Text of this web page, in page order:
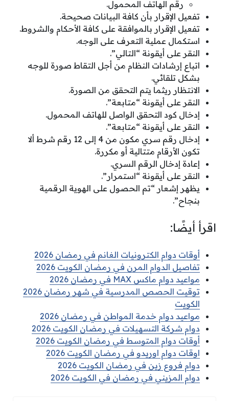
رقم الهاتف المحمول.
تفعيل الإقرار بأن كافة البيانات صحيحة.
تفعيل الإقرار بالموافقة على كافة الأحكام والشروط.
استكمال عملية التعرف على الوجه.
النقر على أيقونة “التالي”.
اتباع إرشادات النظام من أجل التقاط صورة للوجه
بشكل تلقائي.
الانتظار ريثما يتم التحقق من الصورة.
النقر على أيقونة “متابعة”.
إدخال كود التحقق الواصل للهاتف المحمول.
النقر على أيقونة “متابعة”.
إدخال رقم سري مكون من 4 إلى 12 رقم شرط ألا
تكون الأرقام متتالية أو مكررة.
إعادة إدخال الرقم السري.
النقر على أيقونة “استمرار”.
يظهر إشعار “تم الحصول على الهوية الرقمية
بنجاح”.
اقرأ أيضًا:
أوقات دوام الكترونيات الغانم في رمضان 2026
تفاصيل الدوام المرن في رمضان الكويت 2026
مواعيد دوام ماكس MAX في رمضان 2026
توقيت الحصص المدرسية في شهر رمضان 2026
الكويت
مواعيد دوام خدمة المواطن في رمضان 2026
دوام شركة التسهيلات في رمضان الكويت 2026
أوقات دوام المتوسط في رمضان الكويت 2026
اوقات دوام اوريدو في رمضان الكويت 2026
دوام فروع زين في رمضان الكويت 2026
دوام المزيني في رمضان في الكويت 2026